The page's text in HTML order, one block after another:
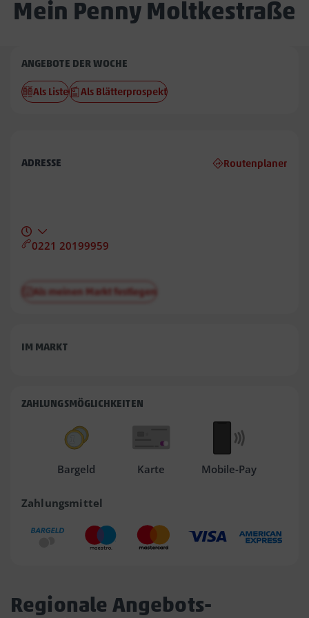
Mein Penny Moltkestraße
Penny
Moltkestraße
ANGEBOTE DER WOCHE
Als Liste Als Blätterprospekt
ADRESSE Routenplaner
0221 20199959
Als meinen Markt festlegen
IM MARKT
ZAHLUNGSMÖGLICHKEITEN
Bargeld Karte Mobile-Pay
Zahlungsmittel
Regionale Angebots-